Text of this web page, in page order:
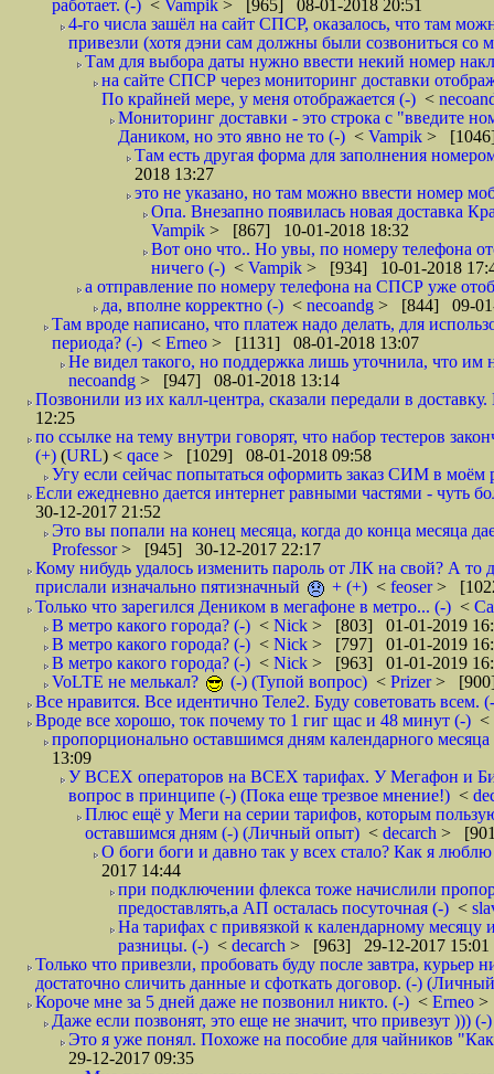
работает. (-) < Vampik > [965] 08-01-2018 20:51
4-го числа зашёл на сайт СПСР, оказалось, что там
привезли (хотя дэни сам должны были созвониться со
Там для выбора даты нужно ввести некий номер
на сайте СПСР через мониторинг доставки
По крайней мере, у меня отображается (-) <
Мониторинг доставки - это строка с "введите
Даником, но это явно не то (-) < Vampik >
Там есть другая форма для заполнения
2018 13:27
это не указано, но там можно ввести номер
Опа. Внезапно появилась новая доставка
Vampik > [867] 10-01-2018 18:32
Вот оно что.. Но увы, по номеру телефона
ничего (-) < Vampik > [934] 10-01-2018
а отправление по номеру телефона на СПСР уже
да, вполне корректно (-) < necoandg > [844] 09-01-
Там вроде написано, что платеж надо делать, для
периода? (-) < Erneo > [1131] 08-01-2018 13:07
Не видел такого, но поддержка лишь уточнила, что
necoandg > [947] 08-01-2018 13:14
Позвонили из их калл-центра, сказали передали в
12:25
по ссылке на тему внутри говорят, что набор тестеров
(+) (URL) < qace > [1029] 08-01-2018 09:58
Угу если сейчас попытаться оформить заказ СИМ в моём
Если ежедневно дается интернет равными частями - чуть
30-12-2017 21:52
Это вы попали на конец месяца, когда до конца месяца
Professor> [945] 30-12-2017 22:17
Кому нибудь удалось изменить пароль от ЛК на свой? А то
прислали изначально пятизначный
+ (+) < feoser>
Только что зарегился Деником в мегафоне в метро... (-) <
В метро какого города? (-) < Nick > [803] 01-01-2019
В метро какого города? (-) < Nick > [797] 01-01-2019
В метро какого города? (-) < Nick > [963] 01-01-2019
VoLTE не мелькал?
(-) (Тупой вопрос) < Prizer>
Все нравится. Все идентично Теле2. Буду советовать всем.
Вроде все хорошо, ток почему то 1 гиг щас и 48 минут (-) <
пропорционально оставшимся дням календарного
13:09
У ВСЕХ операторов на ВСЕХ тарифах. У Мегафон и Би
вопрос в принципе (-) (Пока еще трезвое мнение!) <
Плюс ещё у Меги на серии тарифов, которым
оставшимся дням (-) (Личный опыт) < decarch >
О боги боги и давно так у всех стало? Как я
2017 14:44
при подключении флекса тоже начислили
предоставлять,а АП осталась посуточная (-) <
На тарифах с привязкой к календарному
разницы. (-) < decarch > [963] 29-12-2017 15:01
Только что привезли, пробовать буду после завтра,
достаточно сличить данные и сфоткать договор. (-)
Короче мне за 5 дней даже не позвонил никто. (-) < Erneo >
Даже если позвонят, это еще не значит, что привезут ))) (-)
Это я уже понял. Похоже на пособие для чайников
29-12-2017 09:35